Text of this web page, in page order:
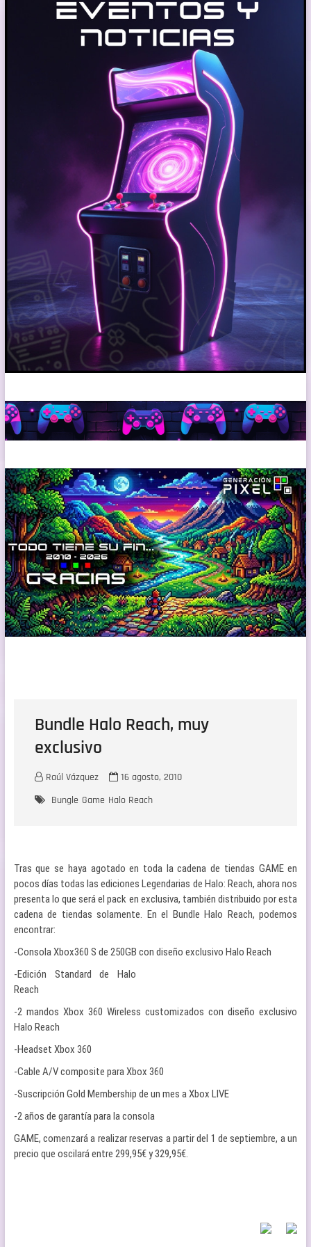
Bundle Halo Reach, muy
exclusivo
Raúl Vázquez
16 agosto, 2010
Bungle Game Halo Reach
Tras que se haya agotado en toda la cadena de tiendas GAME en
pocos días todas las ediciones Legendarias de Halo: Reach, ahora nos
presenta lo que será el pack en exclusiva, también distribuido por esta
cadena de tiendas solamente. En el Bundle Halo Reach, podemos
encontrar:
-Consola Xbox360 S de 250GB con diseño exclusivo Halo Reach
-Edición Standard de Halo
Reach
-2 mandos Xbox 360 Wireless customizados con diseño exclusivo
Halo Reach
-Headset Xbox 360
-Cable A/V composite para Xbox 360
-Suscripción Gold Membership de un mes a Xbox LIVE
-2 años de garantía para la consola
GAME, comenzará a realizar reservas a partir del 1 de septiembre, a un
precio que oscilará entre 299,95€ y 329,95€.